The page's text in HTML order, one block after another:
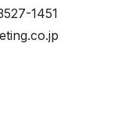
1451